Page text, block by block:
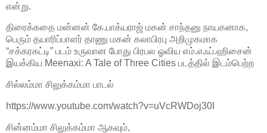
என்று.
திரைக்கதை மன்னன் கே.பாக்யராஜ் மகன் சாந்தனு நாயகனாக,
பெரும் தயாரிப்பாளர் தாணு மகன் கலாபிரபு அறிமுகமாக
“சக்கரகட்டி” படம் உருவான போது பிரபல ஓவிய எம்.எஃப்.ஹிசைன்
இயக்கிய Meenaxi: A Tale of Three Cities படத்தில் இடம்பெற்ற
சில்லம்மா சிலுக்கம்மா பாடல்
https://www.youtube.com/watch?v=uVcRWDoj30I
சின்னம்மா சிலுக்கம்மா ஆகவும்,